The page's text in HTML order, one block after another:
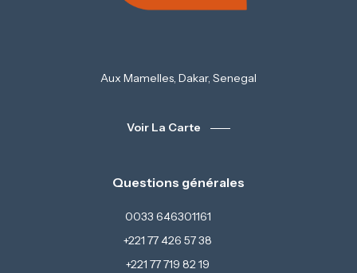
Aux Mamelles, Dakar, Senegal
Voir La Carte
Questions générales
0033 646301161
+221 77 426 57 38
+221 77 719 82 19